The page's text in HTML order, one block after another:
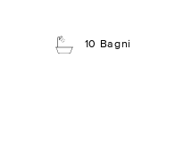
10 Bagni